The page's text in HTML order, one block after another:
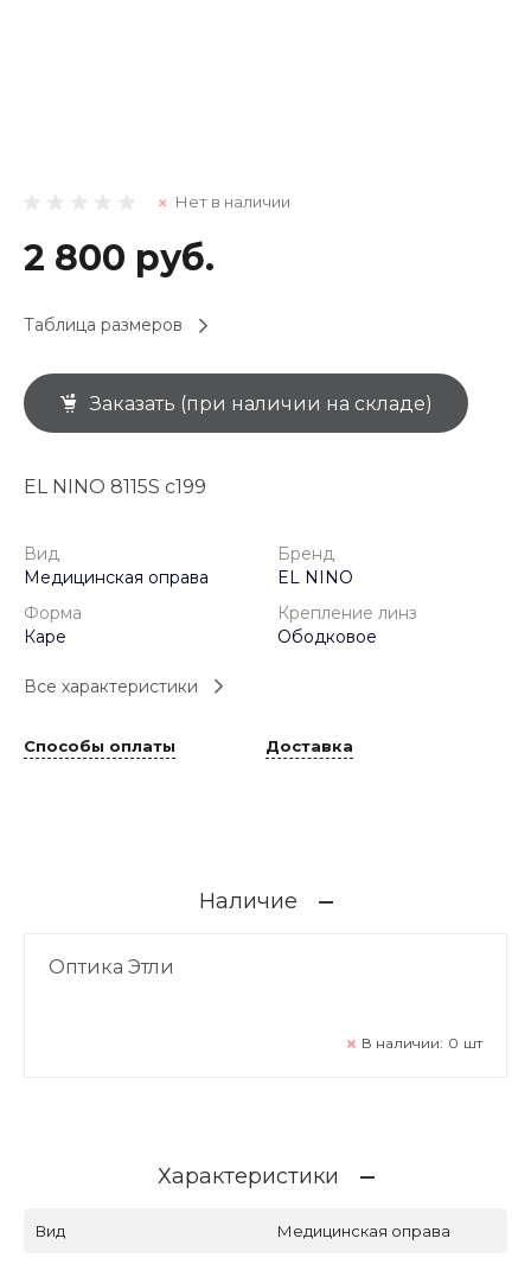
Нет в наличии
2 800 руб.
Таблица размеров
Заказать (при наличии на складе)
EL NINO 8115S c199
Вид
Медицинская оправа
Бренд
EL NINO
Форма
Каре
Крепление линз
Ободковое
Все характеристики
Способы оплаты Доставка
Наличие
Оптика Этли
В наличии: 0 шт
Характеристики
Вид Медицинская оправа